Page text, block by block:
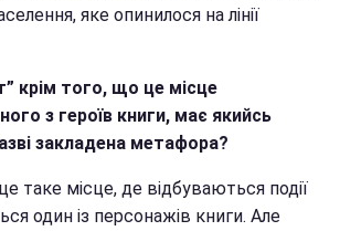
яке опинилося на лінії
крім того, що це місце
з героїв книги, має якийсь
закладена метафора?
таке місце, де відбуваються події
один із персонажів книги. Але